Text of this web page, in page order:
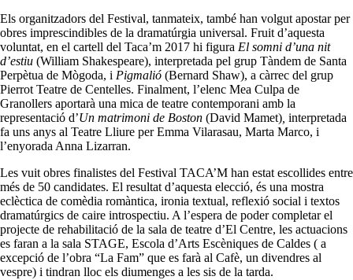
Els organitzadors del Festival, tanmateix, també han volgut apostar per
obres imprescindibles de la dramatúrgia universal. Fruit d’aquesta
voluntat, en el cartell del Taca’m 2017 hi figura El somni d’una nit
d’estiu (William Shakespeare), interpretada pel grup Tàndem de Santa
Perpètua de Mògoda, i Pigmalió (Bernard Shaw), a càrrec del grup
Pierrot Teatre de Centelles. Finalment, l’elenc Mea Culpa de
Granollers aportarà una mica de teatre contemporani amb la
representació d’Un matrimoni de Boston (David Mamet), interpretada
fa uns anys al Teatre Lliure per Emma Vilarasau, Marta Marco, i
l’enyorada Anna Lizarran.
Les vuit obres finalistes del Festival TACA’M han estat escollides entre
més de 50 candidates. El resultat d’aquesta elecció, és una mostra
eclèctica de comèdia romàntica, ironia textual, reflexió social i textos
dramatúrgics de caire introspectiu. A l’espera de poder completar el
projecte de rehabilitació de la sala de teatre d’El Centre, les actuacions
es faran a la sala STAGE, Escola d’Arts Escèniques de Caldes ( a
excepció de l’obra “La Fam” que es farà al Cafè, un divendres al
vespre) i tindran lloc els diumenges a les sis de la tarda.